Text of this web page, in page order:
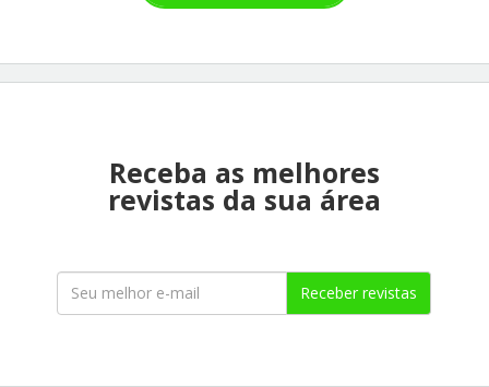
Receba as melhores
revistas da sua área
Receber revistas